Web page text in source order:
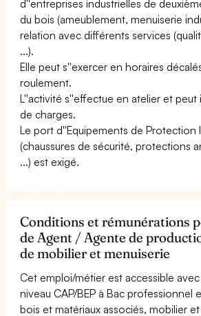
d''entreprises industrielles de
du bois (ameublement, menuiserie
relation avec différents services
...).
Elle peut s''exercer en horaires
roulement.
L''activité s''effectue en atelier et peut
de charges.
Le port d''Equipements de Protection
(chaussures de sécurité, protections
...) est exigé.
Conditions et rémunérations
de Agent / Agente de
de mobilier et menuiserie
Cet emploi/métier est accessible
niveau CAP/BEP à Bac professionnel
bois et matériaux associés, mobilier